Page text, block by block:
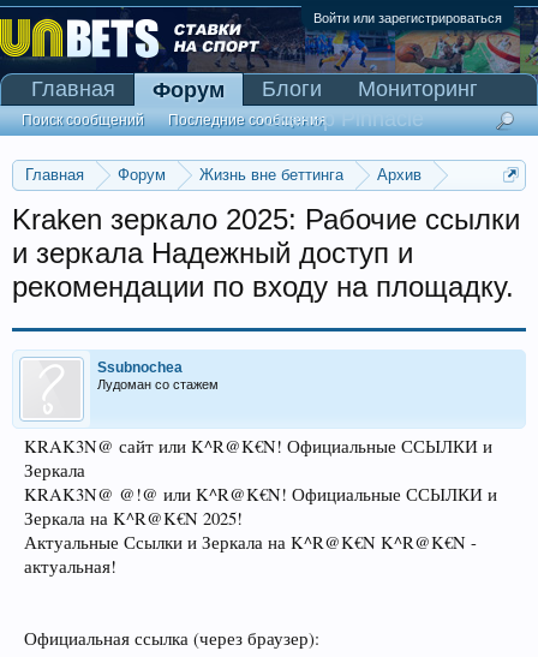
Войти или зарегистрироваться
Главная Форум Жизнь вне беттинга
Архив
Kraken зеркало 2025: Рабочие ссылки
и зеркала Надежный доступ и
рекомендации по входу на площадку.
Ssubnochea
Лудоман со стажем
KRAK3N@ сайт или K^R@K€N! Официальные ССЫЛКИ и
Зеркала
KRAK3N@ @!@ или K^R@K€N! Официальные ССЫЛКИ и
Зеркала на K^R@K€N 2025!
Актуальные Ссылки и Зеркала на K^R@K€N K^R@K€N -
актуальная!
Официальная ссылка (через браузер):
Главная Форум
Поиск сообщений Последние сообщения
Блоги
Мониторинг
Сканер Pinnacle